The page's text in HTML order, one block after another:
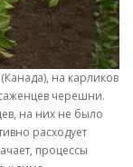
на
черешни.
на них не было
расходует
процессы